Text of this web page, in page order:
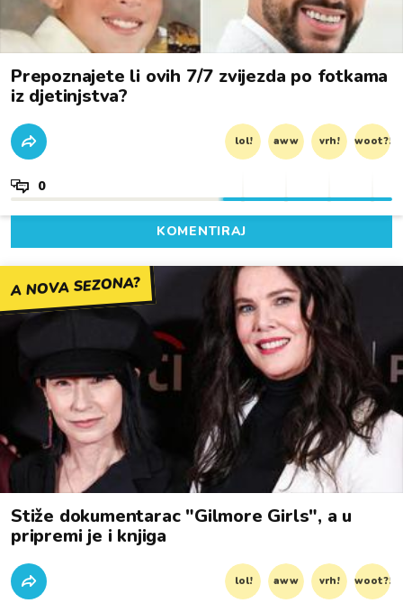
Prepoznajete li ovih 7/7 zvijezda po fotkama
iz djetinjstva?
lol! aww vrh! woot?!
0
KOMENTIRAJ
A NOVA SEZONA?
Stiže dokumentarac "Gilmore Girls", a u
pripremi je i knjiga
lol! aww vrh! woot?!